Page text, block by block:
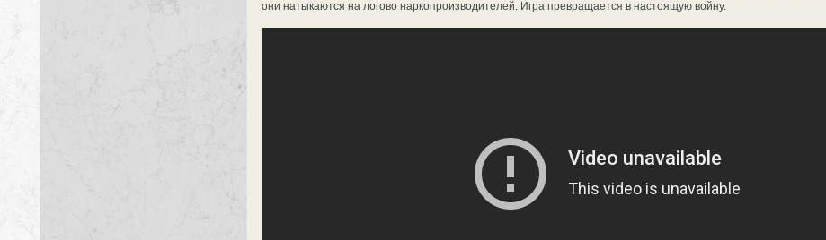
они натыкаются на логово наркопроизводителей. Игра превращается в настоящую войну.